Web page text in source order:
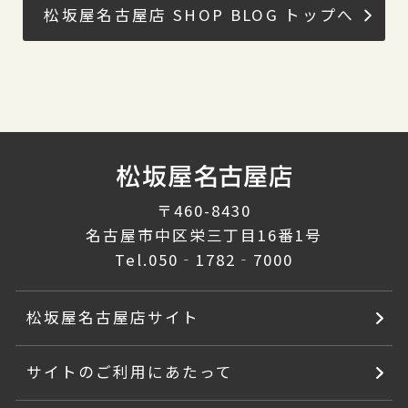
松坂屋名古屋店 SHOP BLOG トップへ
〒460-8430
名古屋市中区栄三丁目16番1号
Tel.050‐1782‐7000
松坂屋名古屋店サイト
サイトのご利用にあたって